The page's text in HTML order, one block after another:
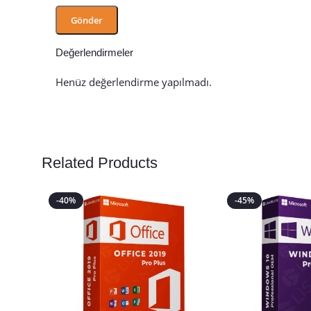
Değerlendirmeler
Henüz değerlendirme yapılmadı.
Related Products
-40% -45%